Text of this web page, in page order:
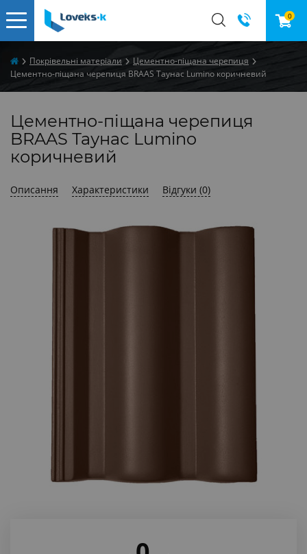
0
Покрівельні матеріали
Цементно-піщана черепиця
Цементно-піщана черепиця BRAAS Таунас Lumino коричневий
Цементно-піщана черепиця
BRAAS Таунас Lumino
коричневий
Описання Характеристики Відгуки (0)